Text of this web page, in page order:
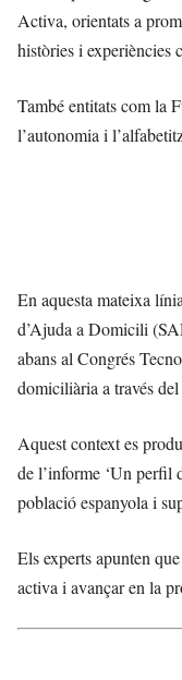
Activa, orientats a
històries i experiències
També entitats com la
l’autonomia i
En aquesta mateixa
d’Ajuda a Domicili
abans al Congrés
domiciliària a través
Aquest context es
de l’informe ‘Un perfil
població espanyola i
Els experts apunten
activa i avançar en la